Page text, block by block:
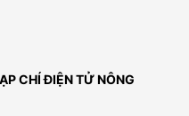
CHÍ ĐIỆN TỬ NÔNG